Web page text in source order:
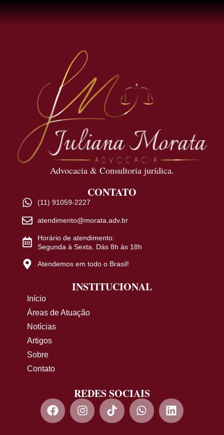
Advocacia & Consultoria jurídica.
CONTATO
(11) 91059-2227
atendimento@morata.adv.br
Horário de atendimento:
Segunda à Sexta. Dás 8h às 18h
Atendemos em todo o Brasil!
INSTITUCIONAL
Início
Áreas de Atuação
Notícias
Artigos
Sobre
Contato
REDES SOCIAIS